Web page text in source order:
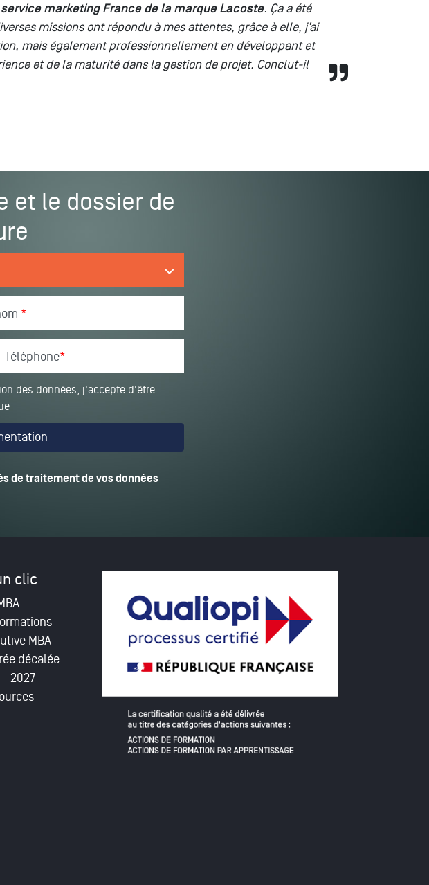
marketing France de la marque Lacoste. Ça a été
missions ont répondu à mes attentes, grâce à elle, j’ai
mais également professionnellement en développant et
et de la maturité dans la gestion de projet. Conclut-il
et le dossier de
*
Téléphone*
des données, j'accepte d'être
de traitement de vos données
clic
MBA
décalée
- 2027